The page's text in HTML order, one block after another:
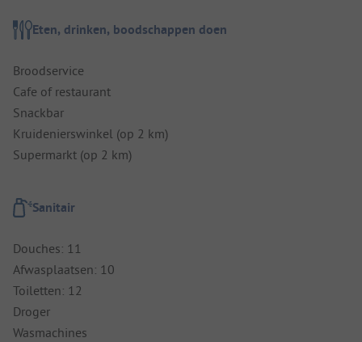
Eten, drinken, boodschappen doen
Broodservice
Cafe of restaurant
Snackbar
Kruidenierswinkel (op 2 km)
Supermarkt (op 2 km)
Sanitair
Douches: 11
Afwasplaatsen: 10
Toiletten: 12
Droger
Wasmachines